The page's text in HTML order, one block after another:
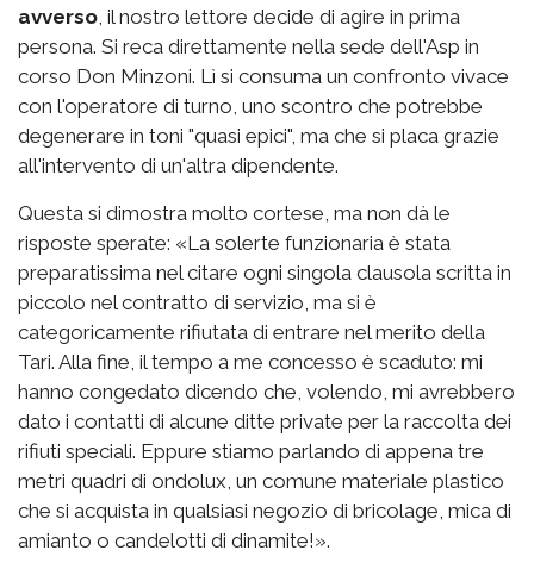
avverso , il nostro lettore decide di agire in prima
persona. Si reca direttamente nella sede dell'Asp in
corso Don Minzoni. Lì si consuma un confronto vivace
con l'operatore di turno, uno scontro che potrebbe
degenerare in toni "quasi epici", ma che si placa grazie
all'intervento di un'altra dipendente.
Questa si dimostra molto cortese, ma non dà le
risposte sperate: «La solerte funzionaria è stata
preparatissima nel citare ogni singola clausola scritta in
piccolo nel contratto di servizio, ma si è
categoricamente rifiutata di entrare nel merito della
Tari. Alla fine, il tempo a me concesso è scaduto: mi
hanno congedato dicendo che, volendo, mi avrebbero
dato i contatti di alcune ditte private per la raccolta dei
rifiuti speciali. Eppure stiamo parlando di appena tre
metri quadri di ondolux, un comune materiale plastico
che si acquista in qualsiasi negozio di bricolage, mica di
amianto o candelotti di dinamite!».